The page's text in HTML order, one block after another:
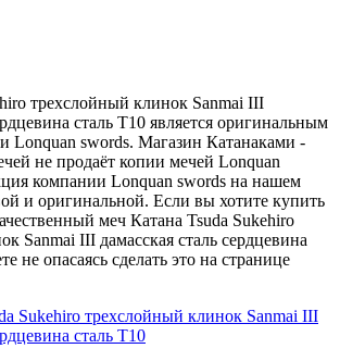
трехслойный клинок Sanmai III
сталь T10 является оригинальным
Lonquan swords. Магазин Катанаками -
не продаёт копии мечей Lonquan
компании Lonquan swords на нашем
и оригинальной. Если вы хотите купить
меч Катана Tsuda Sukehiro
Sanmai III дамасская сталь сердцевина
не опасаясь сделать это на странице
Sukehiro трехслойный клинок Sanmai III
сталь T10